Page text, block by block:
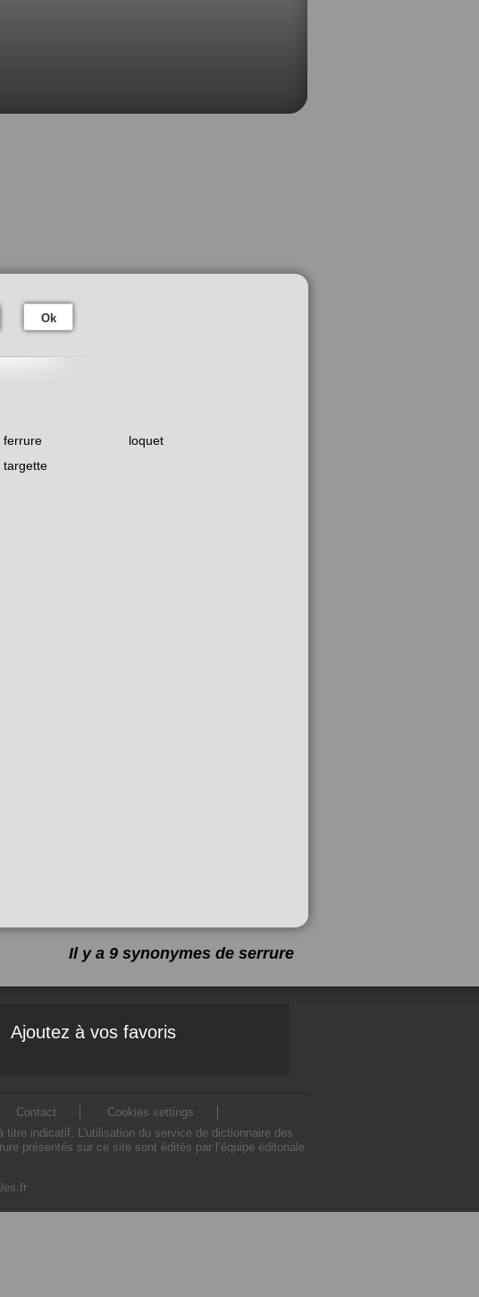
Ok
ferrure
loquet
targette
Il y a 9 synonymes de serrure
Ajoutez à vos favoris
Contact
Cookies settings
indicatif. L'utilisation du service de dictionnaire des
présentés sur ce site sont édités par l’équipe éditoriale